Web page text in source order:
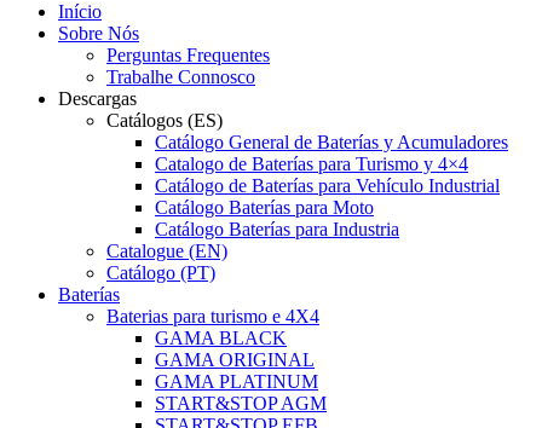
Início
Sobre Nós
Perguntas Frequentes
Trabalhe Connosco
Descargas
Catálogos (ES)
Catálogo General de Baterías y Acumuladores
Catalogo de Baterías para Turismo y 4×4
Catálogo de Baterías para Vehículo Industrial
Catálogo Baterías para Moto
Catálogo Baterías para Industria
Catalogue (EN)
Catálogo (PT)
Baterías
Baterias para turismo e 4X4
GAMA BLACK
GAMA ORIGINAL
GAMA PLATINUM
START&STOP AGM